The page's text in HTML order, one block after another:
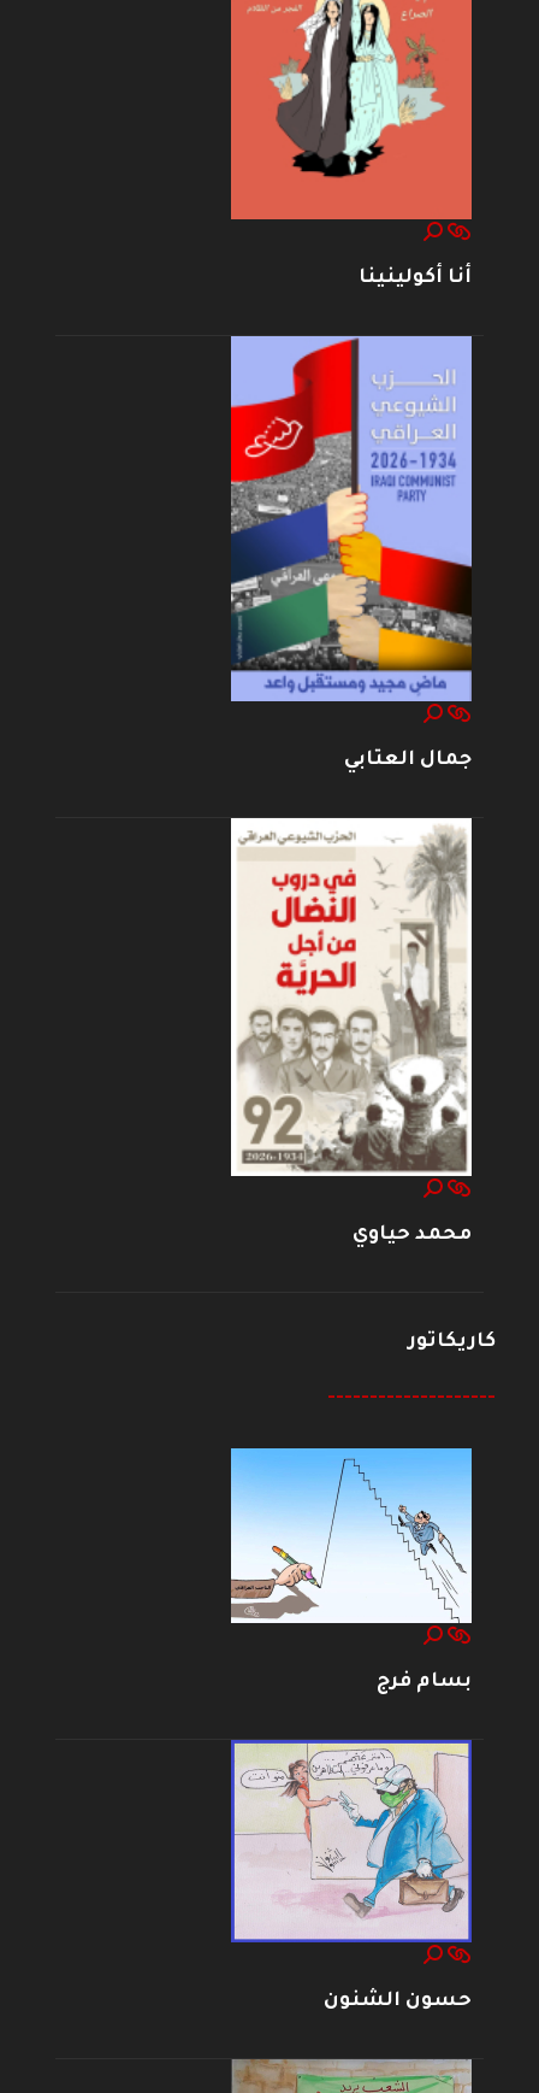
أنا أكولينينا
جمال العتابي
محمد حياوي
كاريكاتور
--------------------
بسام فرج
حسون الشنون